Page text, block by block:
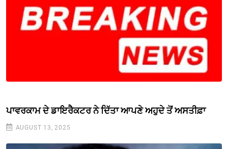
ਪਾਵਰਕਾਮ ਦੇ ਡਾਇਰੈਕਟਰ ਨੇ ਦਿੱਤਾ ਆਪਣੇ ਅਹੁਦੇ ਤੋਂ ਅਸਤੀਫ਼ਾ
AUGUST 13, 2025